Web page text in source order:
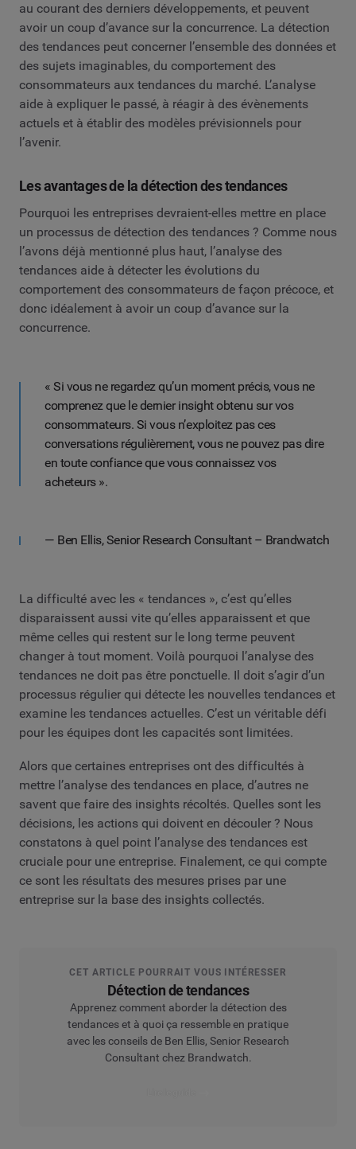
au courant des derniers développements, et peuvent
avoir un coup d’avance sur la concurrence. La détection
des tendances peut concerner l’ensemble des données et
des sujets imaginables, du comportement des
consommateurs aux tendances du marché. L’analyse
aide à expliquer le passé, à réagir à des évènements
actuels et à établir des modèles prévisionnels pour
l’avenir.
Les avantages de la détection des tendances
Pourquoi les entreprises devraient-elles mettre en place
un processus de détection des tendances ? Comme nous
l’avons déjà mentionné plus haut, l’analyse des
tendances aide à détecter les évolutions du
comportement des consommateurs de façon précoce, et
donc idéalement à avoir un coup d’avance sur la
concurrence.
« Si vous ne regardez qu’un moment précis, vous ne
comprenez que le dernier insight obtenu sur vos
consommateurs. Si vous n’exploitez pas ces
conversations régulièrement, vous ne pouvez pas dire
en toute confiance que vous connaissez vos
acheteurs ».
— Ben Ellis, Senior Research Consultant – Brandwatch
La difficulté avec les « tendances », c’est qu’elles
disparaissent aussi vite qu’elles apparaissent et que
même celles qui restent sur le long terme peuvent
changer à tout moment. Voilà pourquoi l’analyse des
tendances ne doit pas être ponctuelle. Il doit s’agir d’un
processus régulier qui détecte les nouvelles tendances et
examine les tendances actuelles. C’est un véritable défi
pour les équipes dont les capacités sont limitées.
Alors que certaines entreprises ont des difficultés à
mettre l’analyse des tendances en place, d’autres ne
savent que faire des insights récoltés. Quelles sont les
décisions, les actions qui doivent en découler ? Nous
constatons à quel point l’analyse des tendances est
cruciale pour une entreprise. Finalement, ce qui compte
ce sont les résultats des mesures prises par une
entreprise sur la base des insights collectés.
CET ARTICLE POURRAIT VOUS INTÉRESSER
Détection de tendances
Apprenez comment aborder la détection des
tendances et à quoi ça ressemble en pratique
avec les conseils de Ben Ellis, Senior Research
Consultant chez Brandwatch.